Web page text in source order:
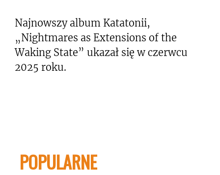
Najnowszy album Katatonii,
„Nightmares as Extensions of the
Waking State” ukazał się w czerwcu
2025 roku.
POPULARNE